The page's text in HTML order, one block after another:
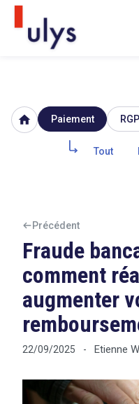
Avocats
Leader en droit
home Paiement
Tout
Précédent
Fraude
comment
augmenter
22/09/2025 - Etienne